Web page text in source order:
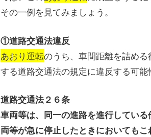
その一例を見てみましょう。
①道路交通法違反
あおり運転のうち、車間距離を詰め
する道路交通法の規定に違反する可能
道路交通法２６条
車両等は、同一の進路を進行してい
両等が急に停止したときにおいても